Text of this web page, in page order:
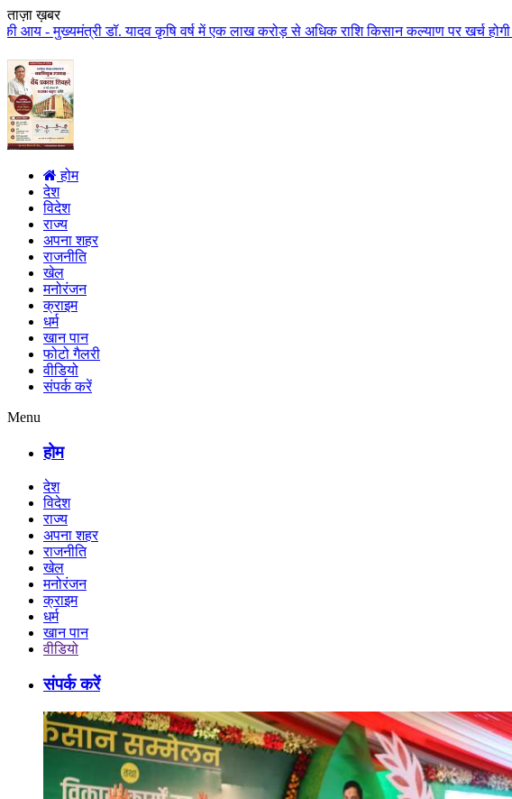
ताज़ा ख़बर
यादव कृषि वर्ष में एक लाख करोड़ से अधिक राशि किसान कल्याण पर खर्च होगी मुख्यमंत्री
होम
देश
विदेश
राज्य
अपना शहर
राजनीति
खेल
मनोरंजन
क्राइम
धर्म
खान पान
फोटो गैलरी
वीडियो
संपर्क करें
Menu
होम
देश
विदेश
राज्य
अपना शहर
राजनीति
खेल
मनोरंजन
क्राइम
धर्म
खान पान
वीडियो
संपर्क करें